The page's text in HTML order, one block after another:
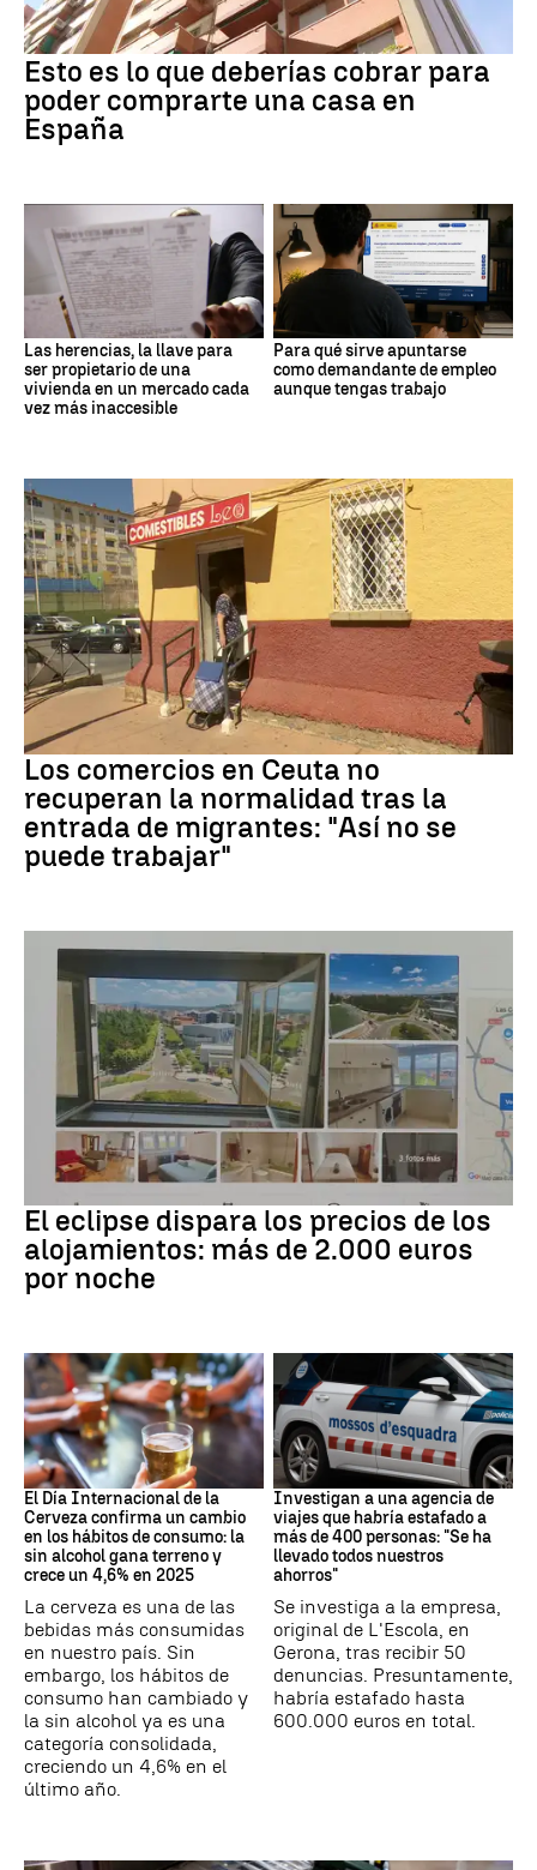
Esto es lo que deberías cobrar para
poder comprarte una casa en
España
Las herencias, la llave para
ser propietario de una
vivienda en un mercado cada
vez más inaccesible
Para qué sirve apuntarse
como demandante de empleo
aunque tengas trabajo
Crisis migrantes
Los comercios en Ceuta no
recuperan la normalidad tras la
entrada de migrantes: "Así no se
puede trabajar"
Eclipse solar
El eclipse dispara los precios de los
alojamientos: más de 2.000 euros
por noche
Día Internacional Cerveza
El Día Internacional de la
Cerveza confirma un cambio
en los hábitos de consumo: la
sin alcohol gana terreno y
crece un 4,6% en 2025
La cerveza es una de las
bebidas más consumidas
en nuestro país. Sin
embargo, los hábitos de
consumo han cambiado y
la sin alcohol ya es una
categoría consolidada,
creciendo un 4,6% en el
último año.
Estafa
Investigan a una agencia de
viajes que habría estafado a
más de 400 personas: "Se ha
llevado todos nuestros
ahorros"
Se investiga a la empresa,
original de L'Escola, en
Gerona, tras recibir 50
denuncias. Presuntamente,
habría estafado hasta
600.000 euros en total.